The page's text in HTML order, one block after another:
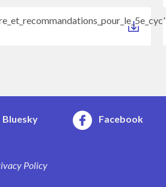
Bluesky Facebook
Policy